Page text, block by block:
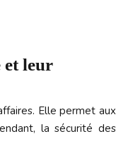
et leur
Elle permet aux
la sécurité des